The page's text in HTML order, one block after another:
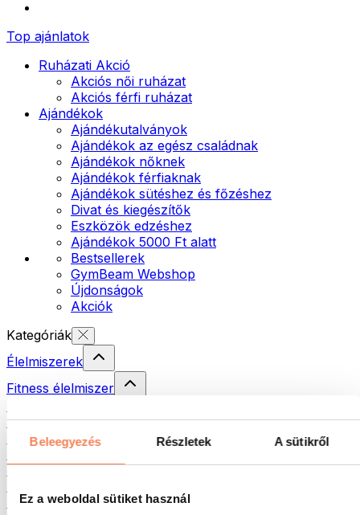
Beleegyezés Részletek A sütikről
Ez a weboldal sütiket használ
Top ajánlatok
Ruházati Akció
Akciós női ruházat
Akciós férfi ruházat
Ajándékok
Ajándékutalványok
Ajándékok az egész családnak
Ajándékok nőknek
Ajándékok férfiaknak
Ajándékok sütéshez és főzéshez
Divat és kiegészítők
Eszközök edzéshez
Ajándékok 5000 Ft alatt
Bestsellerek
GymBeam Webshop
Újdonságok
Akciók
Kategóriák
Élelmiszerek
Fitness élelmiszer
Krémek és paszták
Magvak
Készételek
Kenyér és pékáru